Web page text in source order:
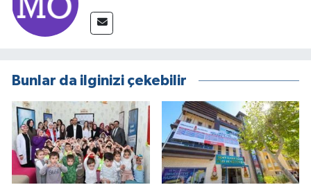
Bunlar da ilginizi çekebilir